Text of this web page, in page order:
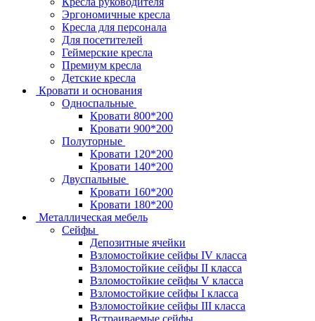
Эргономичные кресла
Кресла для персонала
Для посетителей
Геймерские кресла
Премиум кресла
Детские кресла
Кровати и основания
Односпальные
Кровати 800*200
Кровати 900*200
Полуторные
Кровати 120*200
Кровати 140*200
Двуспальные
Кровати 160*200
Кровати 180*200
Металлическая мебель
Сейфы
Депозитные ячейки
Взломостойкие сейфы IV класса
Взломостойкие сейфы II класса
Взломостойкие сейфы V класса
Взломостойкие сейфы I класса
Взломостойкие сейфы III класса
Встраиваемые сейфы